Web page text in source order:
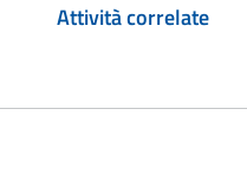
Attività correlate